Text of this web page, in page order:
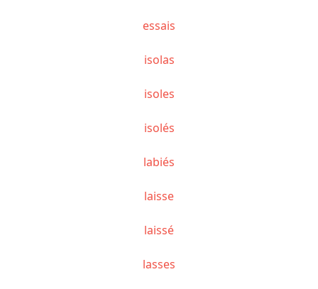
essais
isolas
isoles
isolés
labiés
laisse
laissé
lasses